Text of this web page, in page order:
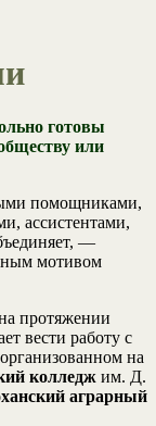
готовы
или
помощниками,
ассистентами,
—
мотивом
протяжении
вести работу с
на
колледж им. Д.
аграрный